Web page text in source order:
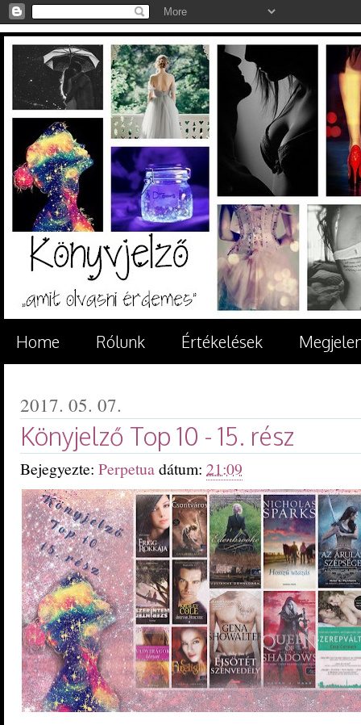
Home Rólunk Értékelések
2017. 05. 07.
Könyjelző Top 10 - 15. rész
Bejegyezte: Perpetuadátum: 21:09